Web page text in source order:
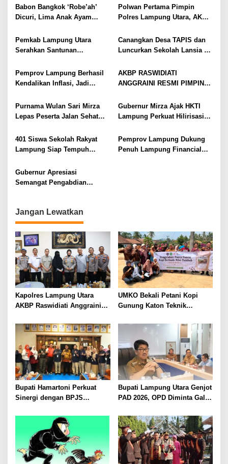
Kesehatan Makin Cepat dan
Mudah
hingga Optimalkan PBB-P2
Babon Bangkok ‘Robe’ah’
Dicuri, Lima Anak Ayam
Gang Jalaba Kotabumi Heboh
Polwan Pertama Pimpin
Polres Lampung Utara, AKBP
Pedang Pora
Pemkab Lampung Utara
Serahkan Santunan
Korban Kebakaran
Canangkan Desa TAPIS dan
Luncurkan Sekolah Lansia di
TP PKK Lampung Dorong
Pembangunan SDM Dimulai
Pemprov Lampung Berhasil
Kendalikan Inflasi, Jadi
Terendah di Sumatera
AKBP RASWIDIATI
ANGGRAINI RESMI PIMPIN
BAWA KOMITMEN PERKUAT
KAMTIBMAS DAN
Purnama Wulan Sari Mirza
Lepas Peserta Jalan Sehat
Lansia Sehat dan Bahagia
Gubernur Mirza Ajak HKTI
Lampung Perkuat Hilirisasi
Kesejahteraan Petani
401 Siswa Sekolah Rakyat
Lampung Siap Tempuh
Dorong Lahirnya Generasi
Emas
Pemprov Lampung Dukung
Penuh Lampung Financial
Gubernur Apresiasi
Semangat Pengabdian
Jangan Lewatkan
Kapolres Lampung Utara
AKBP Raswidiati Anggraini
Tokoh Masyarakat dan Adat
Perkuat Kamtibmas
UMKO Bekali Petani Kopi
Gunung Katon Teknik
Jual Hasil Panen Meningkat
Bupati Hamartoni Perkuat
Sinergi dengan BPJS
Kesehatan Makin Cepat dan
Bupati Lampung Utara Genjot
PAD 2026, OPD Diminta Gali
hingga Optimalkan PBB-P2